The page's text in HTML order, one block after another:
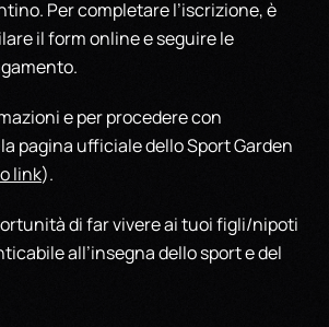
Per completare l’iscrizione, è
il form online e seguire le
e per procedere con
pagina ufficiale dello Sport Garden
link).
di far vivere ai tuoi figli/nipoti
all’insegna dello sport e del